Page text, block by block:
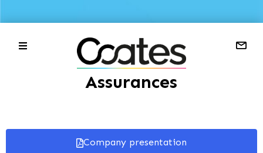
Assurances
Company presentation